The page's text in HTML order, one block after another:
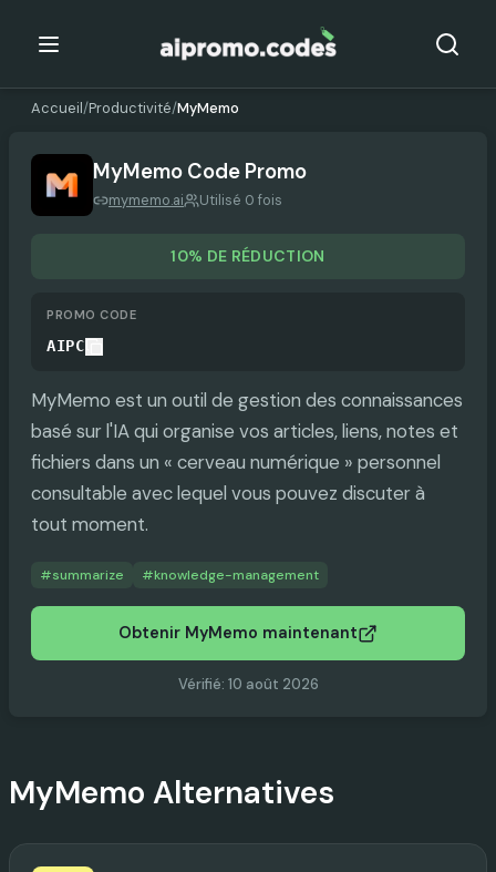
Accueil/Productivité/MyMemo
MyMemo Code Promo
mymemo.ai Utilisé 0 fois
10% DE RÉDUCTION
PROMO CODE
AIPC
MyMemo est un outil de gestion des connaissances
basé sur l'IA qui organise vos articles, liens, notes et
fichiers dans un « cerveau numérique » personnel
consultable avec lequel vous pouvez discuter à
tout moment.
#summarize #knowledge-management
Obtenir MyMemo maintenant
Vérifié: 10 août 2026
MyMemo Alternatives